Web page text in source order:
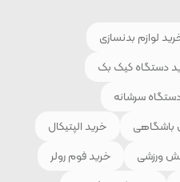
لوازم بدنسازی
دستگاه کیک بک
سرشانه
باشگاهی
خرید الپتیکال
ورزشی
خرید فوم رولر